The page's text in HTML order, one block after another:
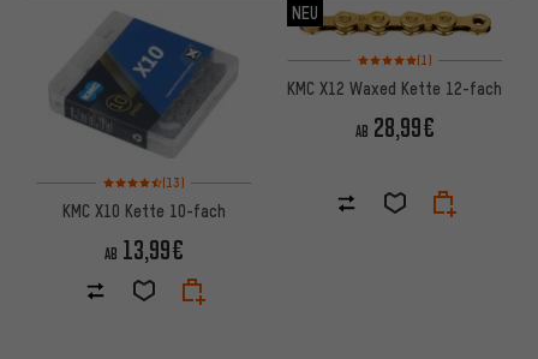
Bewertungen: 4,5 von 5 basierend auf 13 Bewertungen
(13)
KMC X10 Kette 10-fach
AB 13,99€
NEU
Bewertungen: 5 von 5
(1)
KMC X12 Waxed Kette 12-fach
AB 28,99€